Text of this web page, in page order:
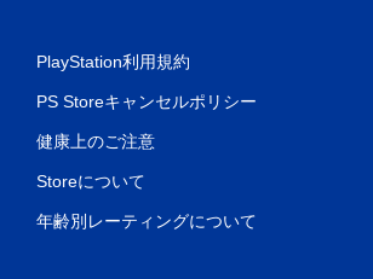
PlayStation利用規約
PS Storeキャンセルポリシー
健康上のご注意
Storeについて
年齢別レーティングについて